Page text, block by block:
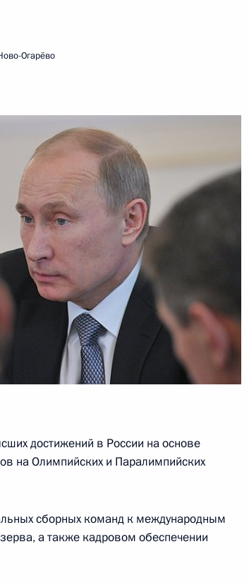
культуры и спорта
культуры и спорта
Огарёво
достижений в России на основе
на Олимпийских и Паралимпийских
сборных команд к международным
а также кадровом обеспечении